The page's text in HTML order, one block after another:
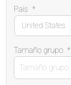
País *
Tamaño grupo *